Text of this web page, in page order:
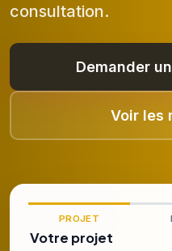
consultation.
Demander
Voir les
PROJET
Votre projet